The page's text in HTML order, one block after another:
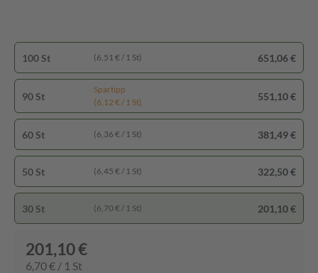
100 St (6,51 € / 1 St) 651,06 €
90 St
Spartipp
(6,12 € / 1 St)
551,10 €
60 St (6,36 € / 1 St) 381,49 €
50 St (6,45 € / 1 St) 322,50 €
30 St (6,70 € / 1 St) 201,10 €
201,10 €
6,70 € / 1 St